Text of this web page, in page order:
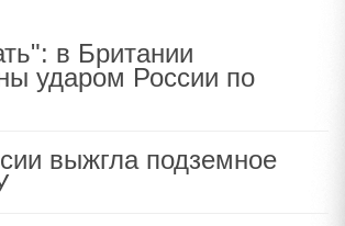
в Британии
ударом России по
выжгла подземное